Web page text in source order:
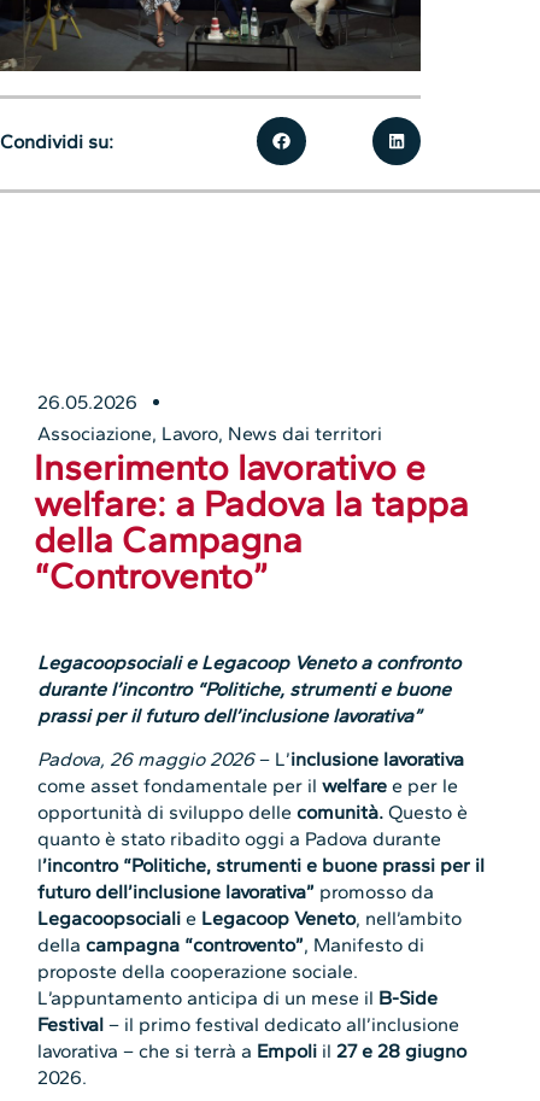
26.05.2026
Associazione, Lavoro, News dai territori
Inserimento lavorativo e
welfare: a Padova la tappa
della Campagna
“Controvento”
Legacoopsociali e Legacoop Veneto a confronto
durante l’incontro “Politiche, strumenti e buone
prassi per il futuro dell’inclusione lavorativa”
Padova, 26 maggio 2026– L’inclusione lavorativa
come asset fondamentale per ilwelfare e per le
opportunità di sviluppo dellecomunità. Questo è
quanto è stato ribadito oggi a Padova durante
l’incontro “Politiche, strumenti e buone prassi per il
futuro dell’inclusione lavorativa” promosso da
Legacoopsociali e Legacoop Veneto, nell’ambito
della campagna “controvento”, Manifesto di
proposte della cooperazione sociale.
L’appuntamento anticipa di un mese il B-Side
Festival– il primo festival dedicato all’inclusione
lavorativa – che si terrà a Empoli il27 e 28 giugno
2026.
Condividi su: